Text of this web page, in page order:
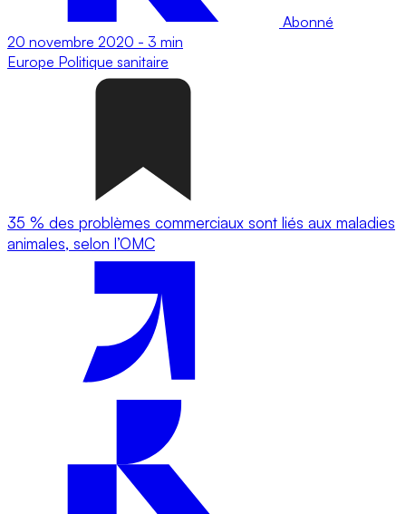
Abonné
20 novembre 2020 - 3 min
Europe Politique sanitaire
35 % des problèmes commerciaux sont liés aux maladies
animales, selon l’OMC